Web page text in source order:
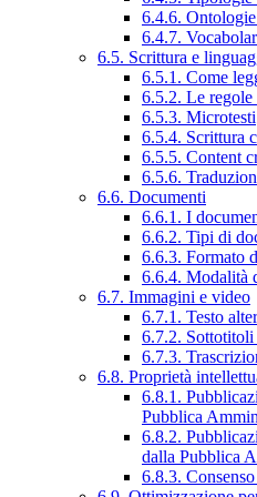
6.4.6. Ontologie
6.4.7.
6.5. Scrittura e
6.5.1. Come
6.5.2. Le
6.5.3. Microtesti
6.5.4. Scrittura
6.5.5. Content
6.5.6.
6.6. Documenti
6.6.1. I
6.6.2. Tipi di
6.6.3. Formato
6.6.4. Modalità
6.7. Immagini e video
6.7.1. Testo
6.7.2.
6.7.3.
6.8. Proprietà
6.8.1.
Pubblica
6.8.2.
dalla Pubblica
6.8.3.